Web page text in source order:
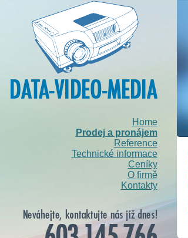
Home
Prodej a pronájem
Reference
Technické informace
Ceníky
O firmě
Kontakty